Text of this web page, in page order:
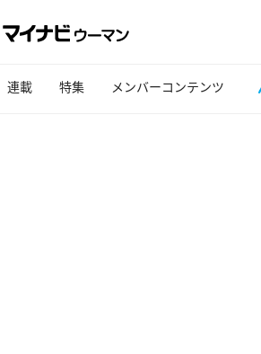
連載 特集 メンバーコンテンツ